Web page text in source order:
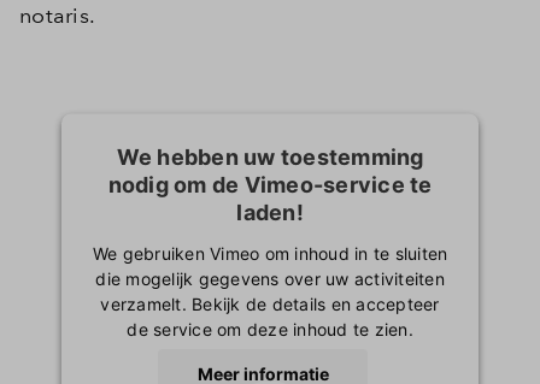
notaris.
We hebben uw toestemming
nodig om de Vimeo-service te
laden!
We gebruiken Vimeo om inhoud in te sluiten
die mogelijk gegevens over uw activiteiten
verzamelt. Bekijk de details en accepteer
de service om deze inhoud te zien.
Meer informatie